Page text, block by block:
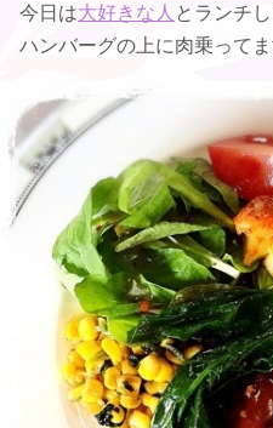
今日は大好きな人 とランチ
ハンバーグの上に肉乗って